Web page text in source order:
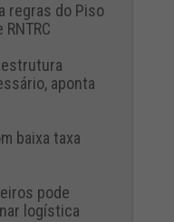
regras do Piso
aponta
baixa taxa
pode
logística